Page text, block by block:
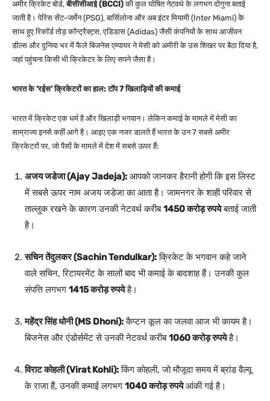
अमीर क्रिकेट बोर्ड,बीसीसीआई (BCCI)की कुल घोषित नेटवर्थ के लगभग दोगुना बताई
जाती है। पेरिस सेंट-जर्मेन (PSG), बार्सिलोना और अब इंटर मियामी (Inter Miami) के
साथ हुए रिकॉर्ड तोड़ कॉन्ट्रैक्ट्स, एडिडास (Adidas) जैसी कंपनियों के साथ आजीवन
डील्स और दुनिया भर में फैले बिजनेस एम्पायर ने मेसी को अमीरी के उस शिखर पर बैठा दिया है,
जहां पहुंचना किसी भी क्रिकेटर के लिए सपने जैसा है।
भारत के ‘रईस’ क्रिकेटरों का हाल: टॉप 7 खिलाड़ियों की कमाई
भारत में क्रिकेट एक धर्म है और खिलाड़ी भगवान। लेकिन कमाई के मामले में मेसी का
साम्राज्य इनसे कहीं आगे है। आइए एक नजर डालते हैं भारत के उन 7 सबसे अमीर
क्रिकेटरों पर, जो पैसों के मामले में देश में सबसे ऊपर हैं:
अजय जडेजा (Ajay Jadeja): आपको जानकर हैरानी होगी कि इस लिस्ट
में सबसे ऊपर नाम अजय जडेजा का आता है। जामनगर के शाही परिवार से
ताल्लुक रखने के कारण उनकी नेटवर्थ करीब1450 करोड़ रुपयेबताई जाती
है।
सचिन तेंदुलकर (Sachin Tendulkar):क्रिकेट के भगवान कहे जाने
वाले सचिन, रिटायरमेंट के सालों बाद भी कमाई के बादशाह हैं। उनकी कुल
संपत्ति लगभग 1415 करोड़ रुपयेहै।
महेंद्र सिंह धोनी (MS Dhoni):कैप्टन कूल का जलवा आज भी कायम है।
बिजनेस और एंडोर्समेंट से उनकी नेटवर्थ करीब1060 करोड़ रुपयेहै।
विराट कोहली (Virat Kohli):किंग कोहली, जो मौजूदा समय में ब्रांड वैल्यू
के राजा हैं, उनकी कमाई लगभग 1040 करोड़ रुपयेआंकी गई है।